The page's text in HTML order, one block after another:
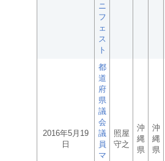
ニ
フ
ェ
ス
ト
2016年5月19
日
都
道
府
県
議
会
議
員
マ
照屋
守之
沖
縄
県
沖
縄
県